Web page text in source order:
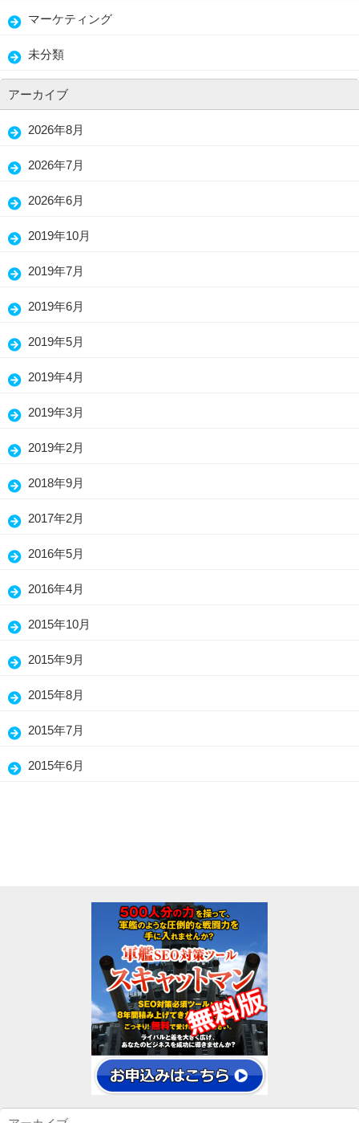
マーケティング
未分類
アーカイブ
2026年8月
2026年7月
2026年6月
2019年10月
2019年7月
2019年6月
2019年5月
2019年4月
2019年3月
2019年2月
2018年9月
2017年2月
2016年5月
2016年4月
2015年10月
2015年9月
2015年8月
2015年7月
2015年6月